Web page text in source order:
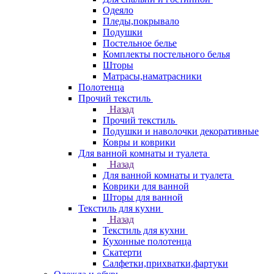
Одеяло
Пледы,покрывало
Подушки
Постельное белье
Комплекты постельного белья
Шторы
Матрасы,наматрасники
Полотенца
Прочий текстиль
Назад
Прочий текстиль
Подушки и наволочки декоративные
Ковры и коврики
Для ванной комнаты и туалета
Назад
Для ванной комнаты и туалета
Коврики для ванной
Шторы для ванной
Текстиль для кухни
Назад
Текстиль для кухни
Кухонные полотенца
Скатерти
Салфетки,прихватки,фартуки